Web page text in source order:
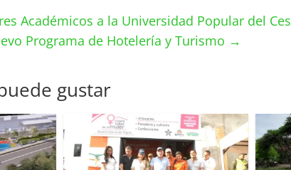
Académicos a la Universidad Popular del
Programa de Hotelería y Turismo →
gustar